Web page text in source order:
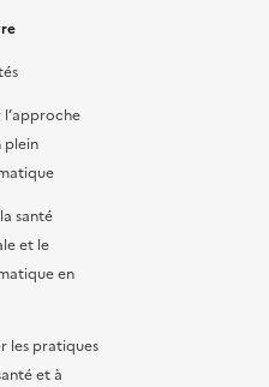
l’approche
plein
santé
et le
en
les pratiques
et à